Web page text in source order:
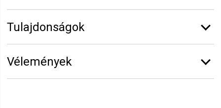
Tulajdonságok
Kiszerelés:
Vélemények